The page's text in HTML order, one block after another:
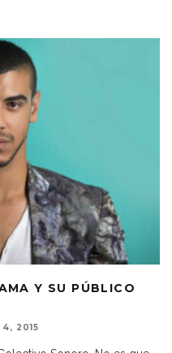
Y SU PÚBLICO
4, 2015